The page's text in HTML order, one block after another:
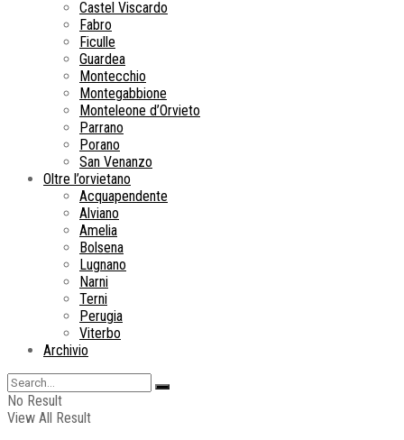
Castel Viscardo
Fabro
Ficulle
Guardea
Montecchio
Montegabbione
Monteleone d’Orvieto
Parrano
Porano
San Venanzo
Oltre l’orvietano
Acquapendente
Alviano
Amelia
Bolsena
Lugnano
Narni
Terni
Perugia
Viterbo
Archivio
No Result
View All Result